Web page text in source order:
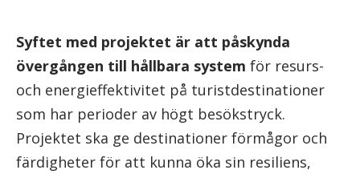
Syftet med projektet är att påskynda
övergången till hållbara system för resurs-
och energieffektivitet på turistdestinationer
som har perioder av högt besökstryck.
Projektet ska ge destinationer förmågor och
färdigheter för att kunna öka sin resiliens,